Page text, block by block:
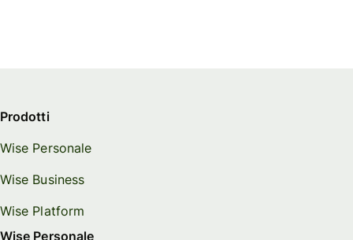
Prodotti
Wise Personale
Wise Business
Wise Platform
Wise Personale